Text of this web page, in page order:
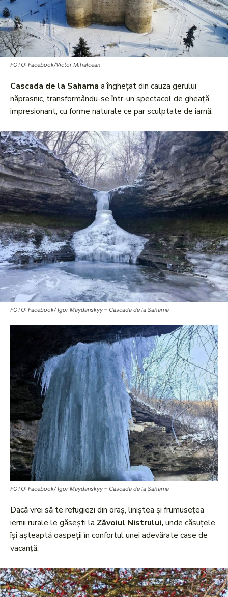
FOTO: Facebook/Victor Mihalcean
Cascada de la Saharna a înghețat din cauza gerului
năprasnic, transformându-se într-un spectacol de gheață
impresionant, cu forme naturale ce par sculptate de iarnă.
FOTO: Facebook/ Igor Maydanskyy – Cascada de la Saharna
FOTO: Facebook/ Igor Maydanskyy – Cascada de la Saharna
Dacă vrei să te refugiezi din oraș, liniștea și frumusețea
iernii rurale le găsești la Zăvoiul Nistrului, unde căsuțele
își așteaptă oaspeții în confortul unei adevărate case de
vacanță.